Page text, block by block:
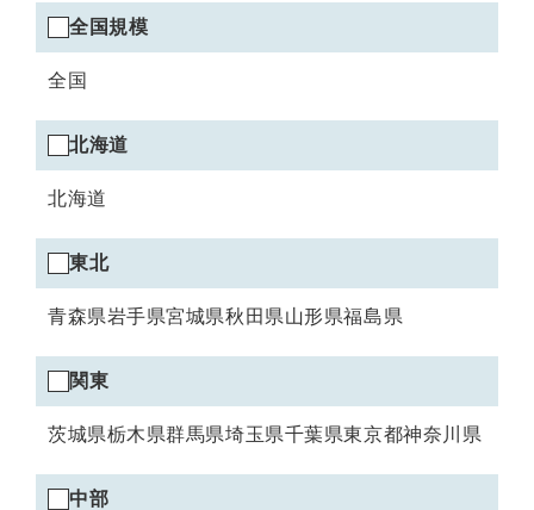
全国規模エリアの選択
全国規模
全国
北海道エリアの選択
北海道
北海道
東北エリアの選択
東北
青森県岩手県宮城県秋田県山形県福島県
関東エリアの選択
関東
茨城県栃木県群馬県埼玉県千葉県東京都神奈川県
中部エリアの選択
中部